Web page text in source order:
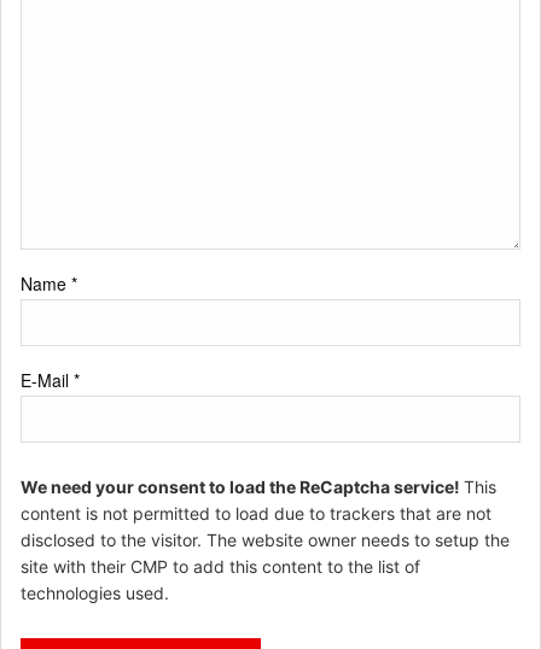
Name *
E-Mail *
We need your consent to load the ReCaptcha service! This
content is not permitted to load due to trackers that are not
disclosed to the visitor. The website owner needs to setup the
site with their CMP to add this content to the list of
technologies used.